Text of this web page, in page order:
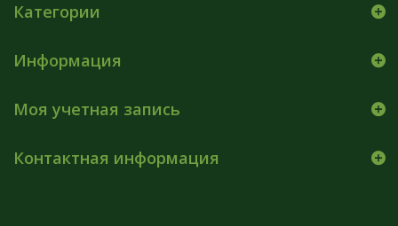
Категории
Информация
Моя учетная запись
Контактная информация